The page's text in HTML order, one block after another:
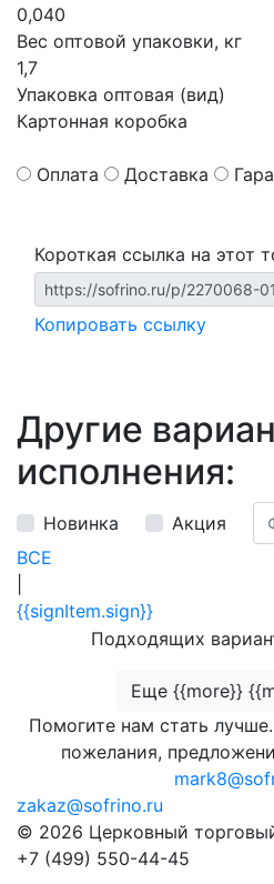
0,040
Вес оптовой упаковки, кг
1,7
Упаковка оптовая (вид)
Картонная коробка
Оплата Доставка
Короткая ссылка на этот
Копировать ссылку
Другие
исполнения:
Новинка
Акция
ВСЕ
{{signItem.sign}}
Подходящих
Еще {{more}}
Помогите нам стать
пожелания,
zakaz@sofrino.ru
© 2026 Церковный
+7 (499) 550-44-45